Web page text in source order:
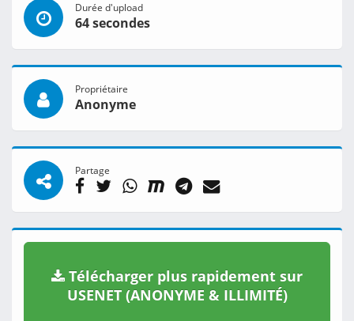
Durée d'upload
64 secondes
Propriétaire
Anonyme
Partage
Télécharger plus rapidement sur
USENET (ANONYME & ILLIMITÉ)